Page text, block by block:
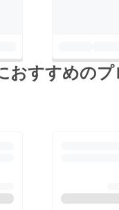
ストのプロと言っ
過言ではありませ
言えない表情と
ト（アコース
ック）、13時〜
（バンド）、
などを開催してい
。今回がきっかけ
www.facebook.
おすすめのプ